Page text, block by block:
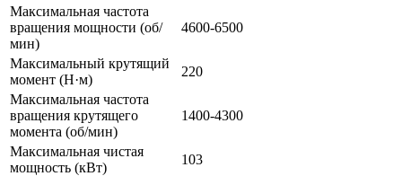
Максимальная частота
вращения мощности (об/
мин)
4600-6500
Максимальный крутящий
момент (Н·м)
220
Максимальная частота
вращения крутящего
момента (об/мин)
1400-4300
Максимальная чистая
мощность (кВт)
103